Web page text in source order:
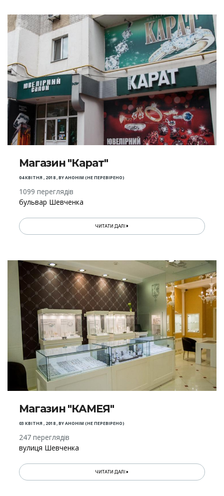
Магазин "Карат"
04 КВІТНЯ , 2018,BYАНОНІМ (НЕ ПЕРЕВІРЕНО)
1099 переглядів
бульвар Шевченка
ЧИТАТИ ДАЛІ
Магазин "КАМЕЯ"
03 КВІТНЯ , 2018,BYАНОНІМ (НЕ ПЕРЕВІРЕНО)
247 переглядів
вулиця Шевченка
ЧИТАТИ ДАЛІ